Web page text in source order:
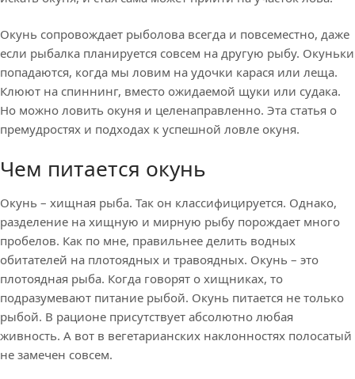
Окунь сопровождает рыболова всегда и повсеместно, даже
если рыбалка планируется совсем на другую рыбу. Окуньки
попадаются, когда мы ловим на удочки карася или леща.
Клюют на спиннинг, вместо ожидаемой щуки или судака.
Но можно ловить окуня и целенаправленно. Эта статья о
премудростях и подходах к успешной ловле окуня.
Чем питается окунь
Окунь – хищная рыба. Так он классифицируется. Однако,
разделение на хищную и мирную рыбу порождает много
пробелов. Как по мне, правильнее делить водных
обитателей на плотоядных и травоядных. Окунь – это
плотоядная рыба. Когда говорят о хищниках, то
подразумевают питание рыбой. Окунь питается не только
рыбой. В рационе присутствует абсолютно любая
живность. А вот в вегетарианских наклонностях полосатый
не замечен совсем.